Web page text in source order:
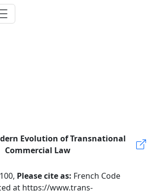
Evolution of Transnational
Commercial Law
Please cite as: French Code
at https://www.trans-